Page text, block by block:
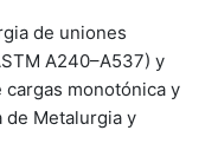
de uniones
A240–A537) y
monotónica y
de Metalurgia y